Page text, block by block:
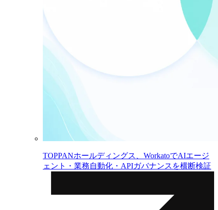
TOPPANホールディングス、WorkatoでAIエージ
ェント・業務自動化・APIガバナンスを横断検証